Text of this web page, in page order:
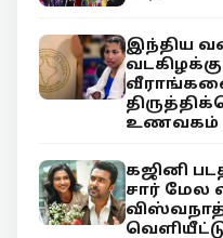
இந்திய
உணவகம்
கஜினி
சார் மேல